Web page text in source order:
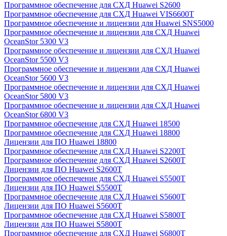
Программное обеспечение для СХД Huawei S2600
Программное обеспечение для СХД Huawei VIS6600T
Программное обеспечение и лицензии для Huawei SNS5000
Программное обеспечение и лицензии для СХД Huawei
OceanStor 5300 V3
Программное обеспечение и лицензии для СХД Huawei
OceanStor 5500 V3
Программное обеспечение и лицензии для СХД Huawei
OceanStor 5600 V3
Программное обеспечение и лицензии для СХД Huawei
OceanStor 5800 V3
Программное обеспечение и лицензии для СХД Huawei
OceanStor 6800 V3
Программное обеспечение для СХД Huawei 18500
Программное обеспечение для СХД Huawei 18800
Лицензии для ПО Huawei 18800
Программное обеспечение для СХД Huawei S2200T
Программное обеспечение для СХД Huawei S2600T
Лицензии для ПО Huawei S2600T
Программное обеспечение для СХД Huawei S5500T
Лицензии для ПО Huawei S5500T
Программное обеспечение для СХД Huawei S5600T
Лицензии для ПО Huawei S5600T
Программное обеспечение для СХД Huawei S5800T
Лицензии для ПО Huawei S5800T
Программное обеспечение для СХД Huawei S6800T